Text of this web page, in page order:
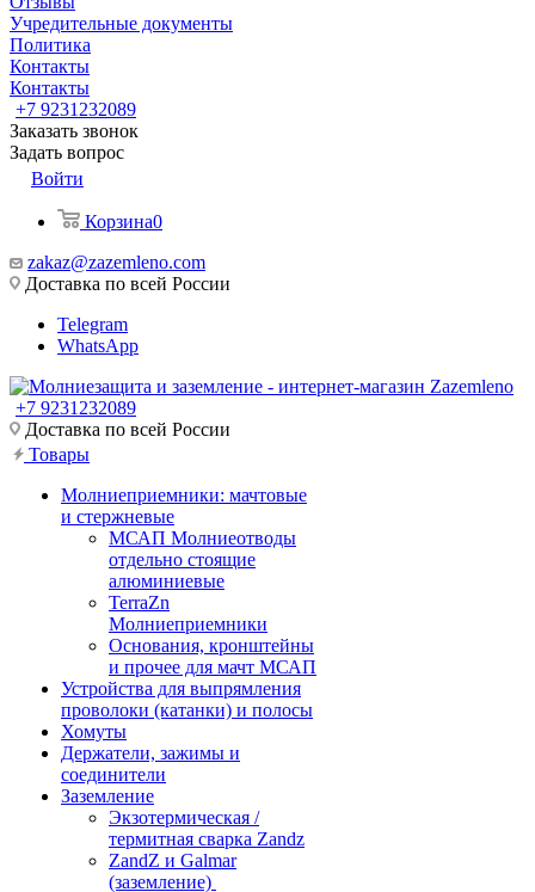
Учредительные документы
Политика
Контакты
Контакты
+7 9231232089
Заказать звонок
Задать вопрос
Войти
Корзина0
zakaz@zazemleno.com
Доставка по всей России
Telegram
WhatsApp
+7 9231232089
Доставка по всей России
Товары
Молниеприемники: мачтовые
и стержневые
МСАП Молниеотводы
отдельно стоящие
алюминиевые
TerraZn
Молниеприемники
Основания, кронштейны
и прочее для мачт МСАП
Устройства для выпрямления
проволоки (катанки) и полосы
Хомуты
Держатели, зажимы и
соединители
Заземление
Экзотермическая /
термитная сварка Zandz
ZandZ и Galmar
(заземление)